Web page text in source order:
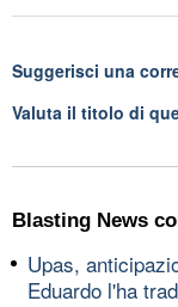
Suggerisci una
Valuta il titolo di
Blasting News
Upas,
Eduardo l'ha